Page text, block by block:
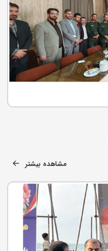
مشاهده بیشتر